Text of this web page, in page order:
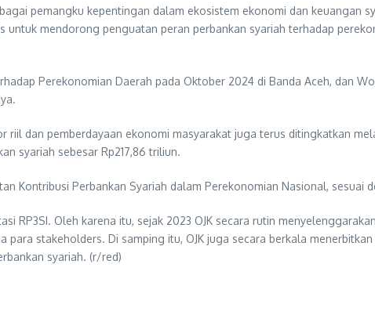
pemangku kepentingan dalam ekosistem ekonomi dan keuangan
mendorong penguatan peran perbankan syariah terhadap
Perekonomian Daerah pada Oktober 2024 di Banda Aceh, dan
dan pemberdayaan ekonomi masyarakat juga terus ditingkatkan
syariah sebesar Rp217,86 triliun.
Kontribusi Perbankan Syariah dalam Perekonomian Nasional, sesuai
RP3SI. Oleh karena itu, sejak 2023 OJK secara rutin
stakeholders. Di samping itu, OJK juga secara berkala
syariah. (r/red)